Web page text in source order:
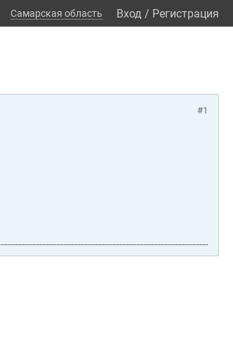
Самарская область Вход / Регистрация
#1